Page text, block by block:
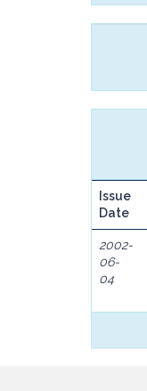
Issue
Date
2002-
06-
04